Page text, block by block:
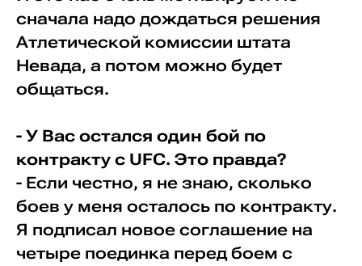
сначала надо дождаться решения
Атлетической комиссии штата
Невада, а потом можно будет
общаться.
- У Вас остался один бой по
контракту с UFC. Это правда?
- Если честно, я не знаю, сколько
боев у меня осталось по контракту.
Я подписал новое соглашение на
четыре поединка перед боем с